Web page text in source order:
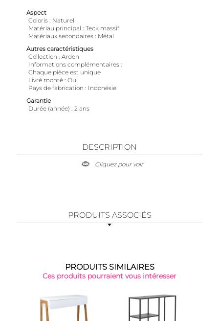
Aspect
Coloris
Naturel
Matériau principal
Teck massif
Matériaux secondaires
Métal
Autres caractéristiques
Collection
Arden
Informations complémentaires
Chaque pièce est unique
Livré monté Oui
Pays de fabrication
Indonésie
Garantie
Durée (année)
2 ans
DESCRIPTION
Cliquez pour voir
PRODUITS ASSOCIÉS
PRODUITS SIMILAIRES
Ces produits pourraient vous intéresser